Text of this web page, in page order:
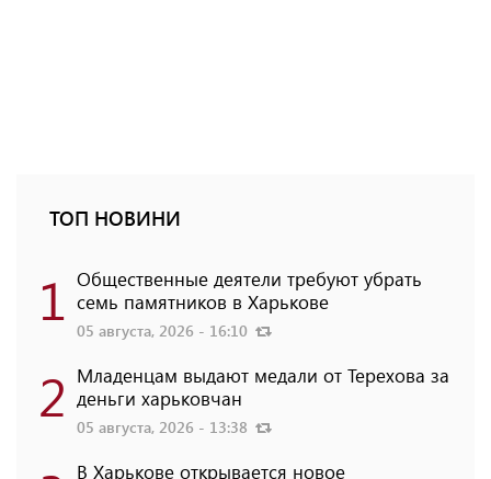
ТОП НОВИНИ
1 Общественные деятели требуют убрать
семь памятников в Харькове
05 августа, 2026 - 16:10
2 Младенцам выдают медали от Терехова за
деньги харьковчан
05 августа, 2026 - 13:38
В Харькове открывается новое